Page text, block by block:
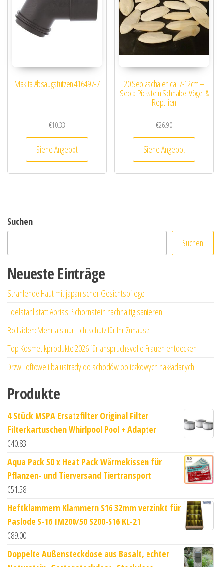
Makita Absaugstutzen 416497-7
€10.33
Siehe Angebot
20 Sepiaschalen ca. 7-12cm –
Sepia Pickstein Schnabel Vögel &
Reptilien
€26.90
Siehe Angebot
Suchen
Suchen
Neueste Einträge
Strahlende Haut mit japanischer Gesichtspflege
Edelstahl statt Abriss: Schornstein nachhaltig sanieren
Rollläden: Mehr als nur Lichtschutz für Ihr Zuhause
Top Kosmetikprodukte 2026 für anspruchsvolle Frauen entdecken
Drzwi loftowe i balustrady do schodów policzkowych nakładanych
Produkte
4 Stück MSPA Ersatzfilter Original Filter
Filterkartuschen Whirlpool Pool + Adapter
€40.83
Aqua Pack 50 x Heat Pack Wärmekissen für
Pflanzen- und Tierversand Tiertransport
€51.58
Heftklammern Klammern S16 32mm verzinkt für
Paslode S-16 IM200/50 S200-S16 KL-21
€89.00
Doppelte Außensteckdose aus Basalt, echter